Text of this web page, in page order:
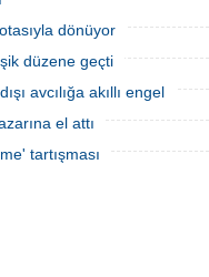
dönüyor
düzene geçti
avcılığa akıllı engel
el attı
tartışması